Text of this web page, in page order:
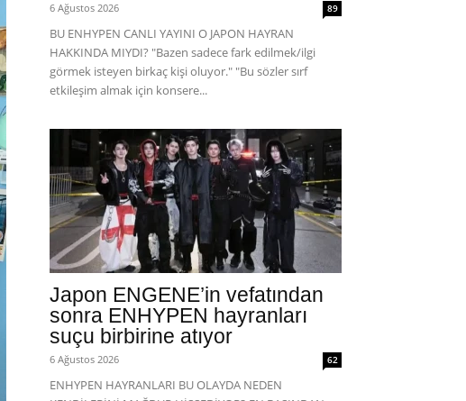
6 Ağustos 2026 89
BU ENHYPEN CANLI YAYINI O JAPON HAYRAN
HAKKINDA MIYDI? "Bazen sadece fark edilmek/ilgi
görmek isteyen birkaç kişi oluyor." "Bu sözler sırf
etkileşim almak için konsere...
Japon ENGENE’in vefatından
sonra ENHYPEN hayranları
suçu birbirine atıyor
6 Ağustos 2026 62
ENHYPEN HAYRANLARI BU OLAYDA NEDEN